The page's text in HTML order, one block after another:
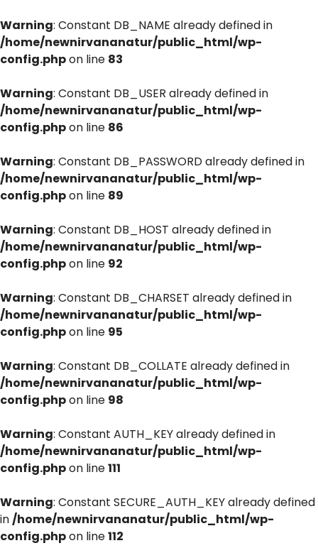
Warning: Constant DB_NAME already defined in
/home/newnirvananatur/public_html/wp-
config.phpon line 83
Warning: Constant DB_USER already defined in
/home/newnirvananatur/public_html/wp-
config.phpon line 86
Warning: Constant DB_PASSWORD already defined in
/home/newnirvananatur/public_html/wp-
config.phpon line 89
Warning: Constant DB_HOST already defined in
/home/newnirvananatur/public_html/wp-
config.phpon line 92
Warning: Constant DB_CHARSET already defined in
/home/newnirvananatur/public_html/wp-
config.phpon line 95
Warning: Constant DB_COLLATE already defined in
/home/newnirvananatur/public_html/wp-
config.phpon line 98
Warning: Constant AUTH_KEY already defined in
/home/newnirvananatur/public_html/wp-
config.phpon line111
Warning: Constant SECURE_AUTH_KEY already defined
in/home/newnirvananatur/public_html/wp-
config.phpon line112